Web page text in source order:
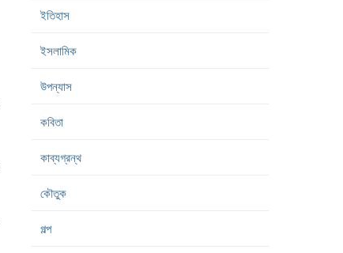
ইতিহাস
ইসলামিক
উপন্যাস
কবিতা
কাব্যগ্রন্থ
কৌতুক
গল্প